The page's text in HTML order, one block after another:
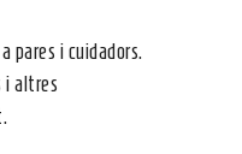
pares i cuidadors.
i altres